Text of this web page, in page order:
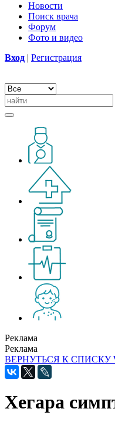
Новости
Поиск врача
Форум
Фото и видео
Вход | Регистрация
Реклама
Реклама
ВЕРНУТЬСЯ К СПИСКУ
Хегара